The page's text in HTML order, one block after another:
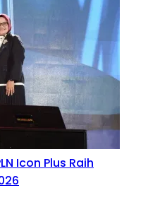
Icon Plus Raih